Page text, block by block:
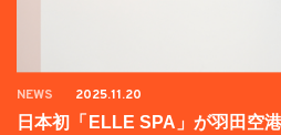
NEWS 2025.11.20
日本初「ELLE SPA」が羽田空